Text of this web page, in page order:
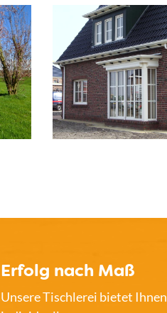
Erfolg nach Maß
Unsere Tischlerei bietet Ihnen